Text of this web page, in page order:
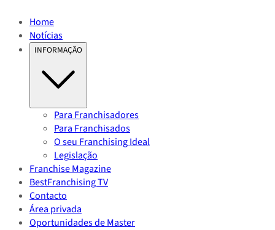
Home
Notícias
INFORMAÇÃO
Para Franchisadores
Para Franchisados
O seu Franchising Ideal
Legislação
Franchise Magazine
BestFranchising TV
Contacto
Área privada
Oportunidades de Master